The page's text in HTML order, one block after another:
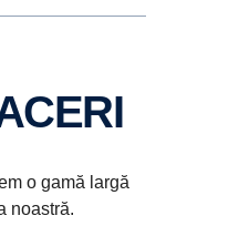
o gamă largă
noastră.